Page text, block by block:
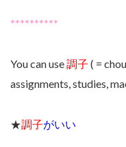
**********
You can use調子 ( =
assignments, studies,
★調子がいい